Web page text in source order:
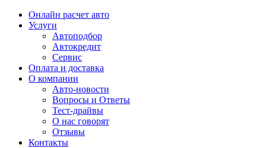
Skip
Онлайн расчет авто
Услуги
Автоподбор
Автокредит
Сервис
Оплата и доставка
О компании
Авто-новости
Вопросы и Ответы
Тест-драйвы
О нас говорят
Отзывы
Контакты